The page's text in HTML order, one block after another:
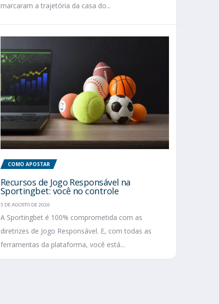
marcaram a trajetória da casa do...
COMO APOSTAR
Recursos de Jogo Responsável na
Sportingbet: você no controle
5 DE AGOSTO DE 2026
A Sportingbet é 100% comprometida com as
diretrizes de Jogo Responsável. E, com todas as
ferramentas da plataforma, você está...